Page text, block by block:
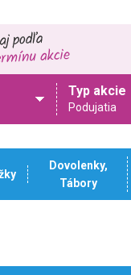
Typ akcie
Podujatia
Dovolenky,
Tábory